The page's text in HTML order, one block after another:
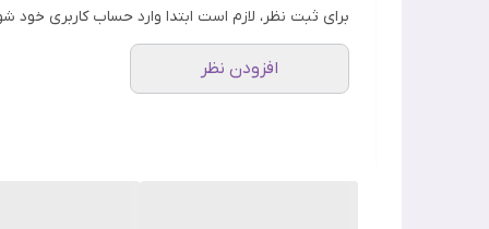
برای ثبت نظر، لازم است ابتدا وارد حساب کاربری خود
افزودن نظر